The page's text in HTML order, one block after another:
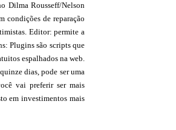
Dilma Rousseff/Nelson
condições de reparação
Editor: permite a
Plugins são scripts que
espalhados na web.
dias, pode ser uma
vai preferir ser mais
em investimentos mais